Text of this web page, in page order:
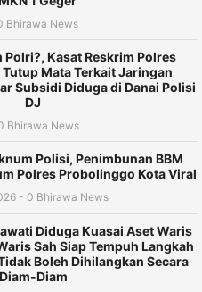
Bhirawa News
Polri?, Kasat Reskrim Polres
Mata Terkait Jaringan
Subsidi Diduga di Danai Polisi
DJ
Bhirawa News
Polisi, Penimbunan BBM
Polres Probolinggo Kota Viral
- 0 Bhirawa News
Diduga Kuasai Aset Waris
Sah Siap Tempuh Langkah
Boleh Dihilangkan Secara
Diam-Diam